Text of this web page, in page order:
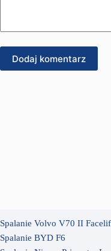
Dodaj komentarz
Spalanie Volvo V70 II
Spalanie BYD F6